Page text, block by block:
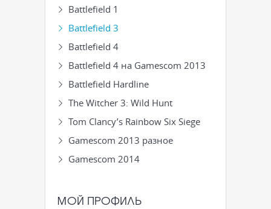
Battlefield 1
Battlefield 3
Battlefield 4
Battlefield 4 на Gamescom 2013
Battlefield Hardline
The Witcher 3: Wild Hunt
Tom Clancy’s Rainbow Six Siege
Gamescom 2013 разное
Gamescom 2014
МОЙ ПРОФИЛЬ